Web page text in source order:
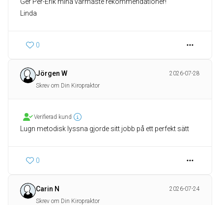
Linda
0
Jörgen W
2026-07-28
Skrev om Din Kiropraktor
Verifierad kund
Lugn metodisk lyssna gjorde sitt jobb på ett perfekt sätt
0
Carin N
2026-07-24
Skrev om Din Kiropraktor